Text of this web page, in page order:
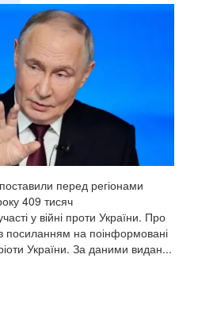
перед регіонами
409 тисяч
у війні проти України. Про
посиланням на поінформовані
України. За даними видан...